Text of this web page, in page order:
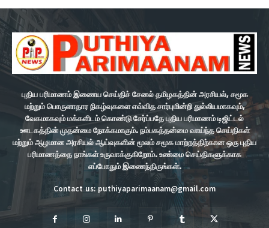
புதிய பரிமாணம் இணைய செய்திச் சேனல் தமிழகத்தின் அரசியல், சமூக
மற்றும் பொருளாதார நிகழ்வுகளை எவ்வித சார்புமின்றி துல்லியமாகவும்,
வேகமாகவும் மக்களிடம் கொண்டு சேர்ப்பதே புதிய பரிமாணம் டிஜிட்டல்
ஊடகத்தின் முதன்மை நோக்கமாகும். நம்பகத்தன்மை வாய்ந்த செய்திகள்
மற்றும் ஆழமான அரசியல் ஆய்வுகளின் மூலம் சமூக மாற்றத்திற்கான ஒரு புதிய
பரிமாணத்தை நாங்கள் உருவாக்குகிறோம். உண்மை செய்திகளுக்காக
எப்போதும் இணைந்திருங்கள்.
Contact us: puthiyaparimaanam@gmail.com